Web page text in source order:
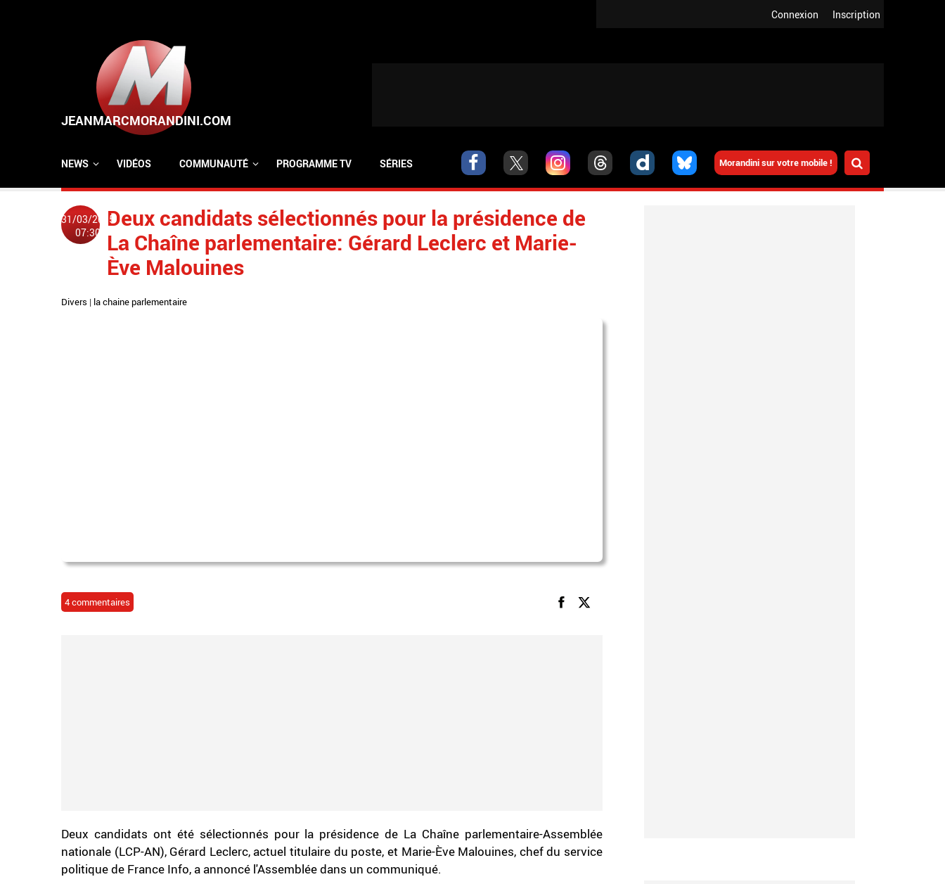
Inscription
Connexion
Morandini sur votre mobile !
NEWS VIDÉOS COMMUNAUTÉ PROGRAMME TV SÉRIES
31/03/2015
07:30
Deux candidats sélectionnés pour la présidence de
La Chaîne parlementaire: Gérard Leclerc et Marie-
Ève Malouines
Divers | la chaine parlementaire
4 commentaires
Deux candidats ont été sélectionnés pour la présidence de La Chaîne parlementaire-Assemblée
nationale (LCP-AN), Gérard Leclerc, actuel titulaire du poste, et Marie-Ève Malouines, chef du service
politique de France Info, a annoncé l'Assemblée dans un communiqué.